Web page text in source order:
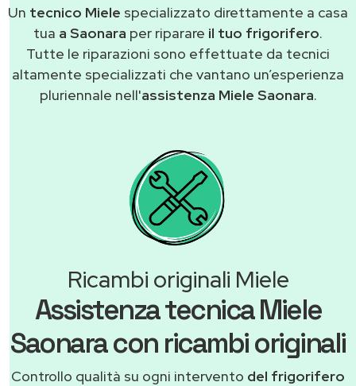
Un tecnico Miele specializzato direttamente a casa
tua a Saonara per riparare il tuo frigorifero.
Tutte le riparazioni sono effettuate da tecnici
altamente specializzati che vantano un’esperienza
pluriennale nell'assistenza Miele Saonara.
Ricambi originali Miele
Assistenza tecnica Miele
Saonara con ricambi originali
Controllo qualità su ogni intervento del frigorifero